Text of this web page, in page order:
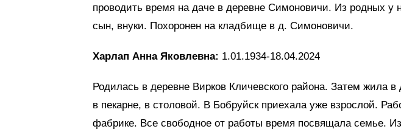
проводить время на даче в деревне Симоновичи. Из родных у
сын, внуки. Похоронен на кладбище в д. Симоновичи.
Харлап Анна Яковлевна: 1.01.1934-18.04.2024
Родилась в деревне Вирков Кличевского района. Затем жила
в пекарне, в столовой. В Бобруйск приехала уже взрослой.
фабрике. Все свободное от работы время посвящала семье.